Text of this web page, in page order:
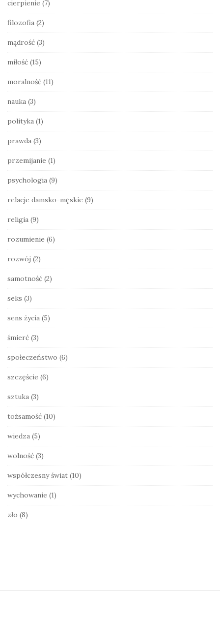
d
b
a
cierpienie (7)
filozofia (2)
mądrość (3)
miłość (15)
moralność (11)
nauka (3)
polityka (1)
prawda (3)
przemijanie (1)
psychologia (9)
relacje damsko-męskie (9)
religia (9)
rozumienie (6)
rozwój (2)
samotność (2)
seks (3)
sens życia (5)
śmierć (3)
społeczeństwo (6)
szczęście (6)
sztuka (3)
tożsamość (10)
wiedza (5)
wolność (3)
współczesny świat (10)
wychowanie (1)
zło (8)